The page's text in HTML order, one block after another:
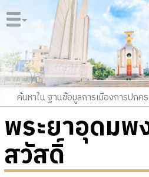
พระยาอุดม
สวัสดิ์